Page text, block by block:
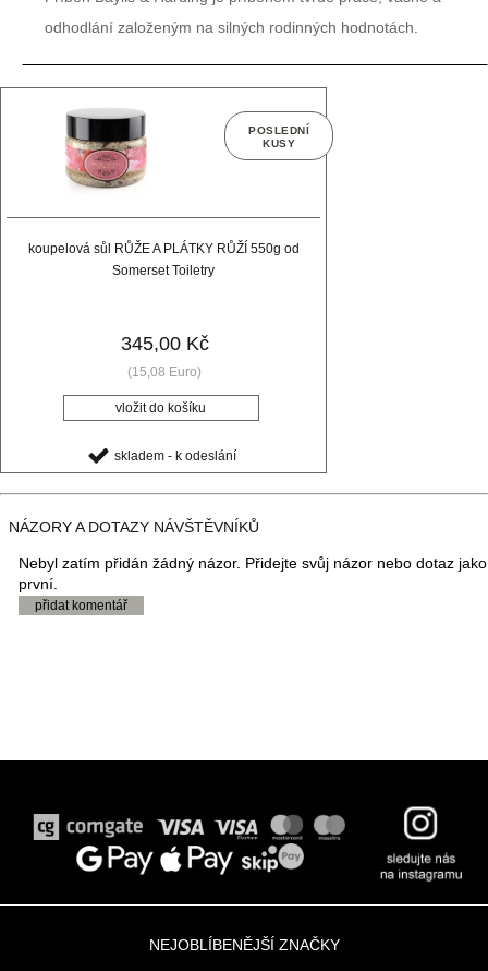
odhodlání založeným na silných rodinných hodnotách.
koupelová sůl RŮŽE A PLÁTKY RŮŽÍ 550g od
Somerset Toiletry
345,00 Kč
(15,08 Euro)
skladem - k odeslání
POSLEDNÍ
KUSY
NÁZORY A DOTAZY NÁVŠTĚVNÍKŮ
Nebyl zatím přidán žádný názor. Přidejte svůj názor nebo dotaz jako
první.
přidat komentář
NEJOBLÍBENĚJŠÍ ZNAČKY